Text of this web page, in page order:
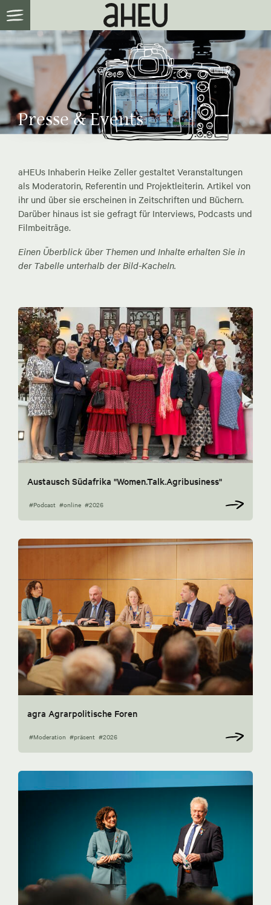
Presse & Events
aHEUs Inhaberin Heike Zeller gestaltet Veranstaltungen
als Moderatorin, Referentin und Projektleiterin. Artikel von
ihr und über sie erscheinen in Zeitschriften und Büchern.
Darüber hinaus ist sie gefragt für Interviews, Podcasts und
Filmbeiträge.
Einen Überblick über Themen und Inhalte erhalten Sie in
der Tabelle unterhalb der Bild-Kacheln.
Austausch Südafrika "Women.Talk.Agribusiness"
#Podcast #online #2026
agra Agrarpolitische Foren
#Moderation #präsent #2026